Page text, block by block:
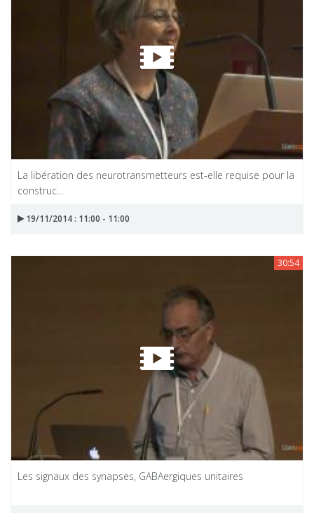
La libération des neurotransmetteurs est-elle requise pour la
construc...
19/11/2014 : 11:00 - 11:00
30:54
Les signaux des synapses, GABAergiques unitaires